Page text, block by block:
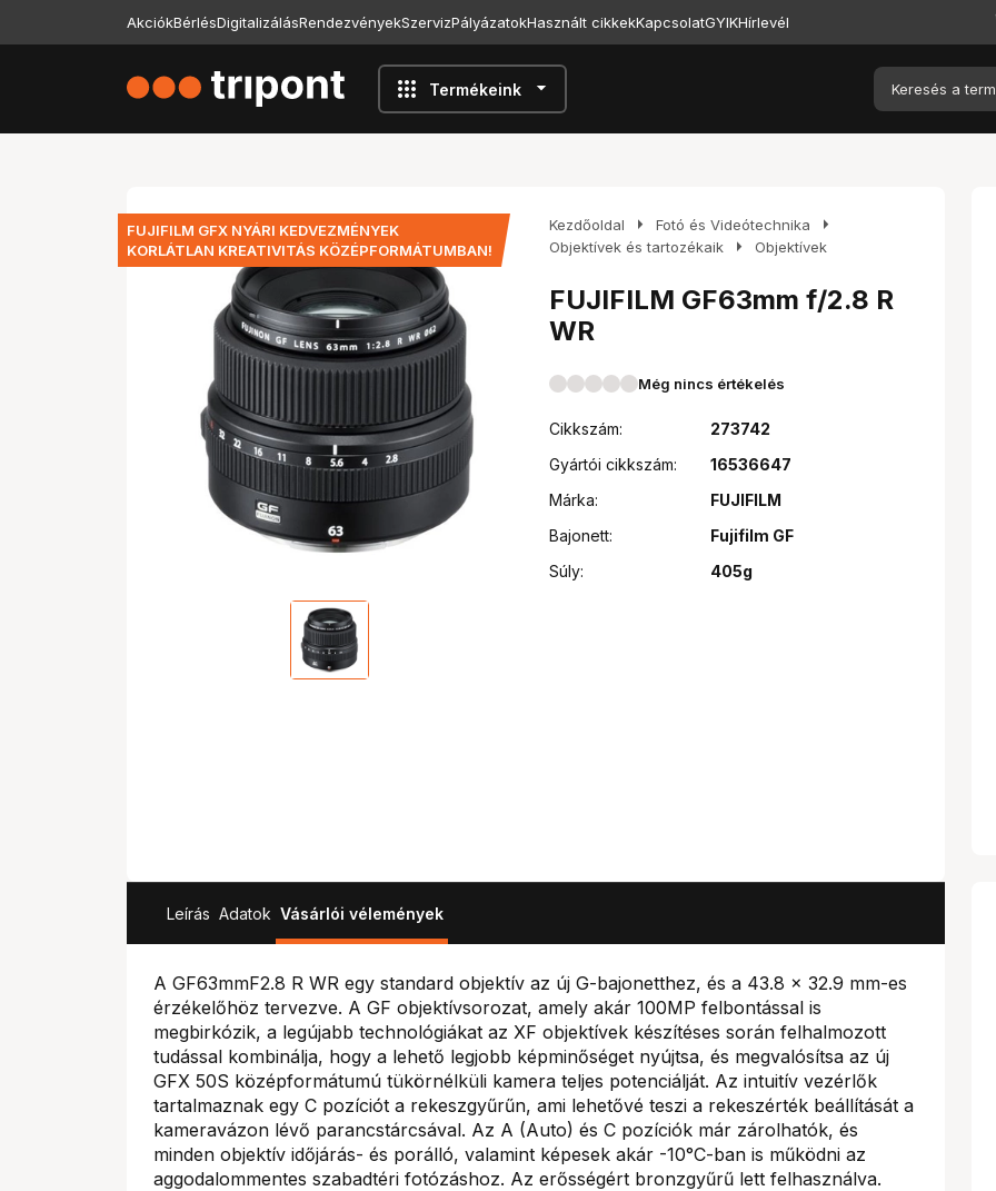
AkciókBérlésDigitalizálásRendezvényekSzervizPályázatokHasznált cikkekKapcsolatGYIKHírlevél
apps Termékeink arrow_drop_down
FUJIFILM GFX NYÁRI KEDVEZMÉNYEK
KORLÁTLAN KREATIVITÁS KÖZÉPFORMÁTUMBAN!
Kezdőoldal arrow_right Fotó és Videótechnika arrow_right
Objektívek és tartozékaik arrow_right Objektívek
FUJIFILM GF63mm f/2.8 R
WR
Még nincs értékelés
Cikkszám:
273742
Gyártói cikkszám:
16536647
Márka:
FUJIFILM
Bajonett:
Fujifilm GF
Súly:
405g
Leírás Adatok Vásárlói vélemények
A GF63mmF2.8 R WR egy standard objektív az új G-bajonetthez, és a 43.8 x 32.9 mm-es
érzékelőhöz tervezve. A GF objektívsorozat, amely akár 100MP felbontással is
megbirkózik, a legújabb technológiákat az XF objektívek készítéses során felhalmozott
tudással kombinálja, hogy a lehető legjobb képminőséget nyújtsa, és megvalósítsa az új
GFX 50S középformátumú tükörnélküli kamera teljes potenciálját. Az intuitív vezérlők
tartalmaznak egy C pozíciót a rekeszgyűrűn, ami lehetővé teszi a rekeszérték beállítását a
kameravázon lévő parancstárcsával. Az A (Auto) és C pozíciók már zárolhatók, és
minden objektív időjárás- és porálló, valamint képesek akár -10°C-ban is működni az
aggodalommentes szabadtéri fotózáshoz. Az erősségért bronzgyűrű lett felhasználva.